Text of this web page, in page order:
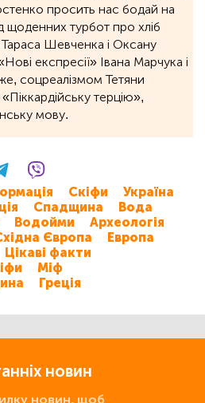
просить нас бодай на
щоденних турбот про хліб
Шевченка і Оксану
експресії» Івана Марчука і
соцреалізмом Тетяни
терцію»,
мову.
Скіфи
Україна
Спадщина
Вода
Водойми
Археологія
Європа
Европа
Цікаві факти
Міф
Греція
новин
новин, щоб